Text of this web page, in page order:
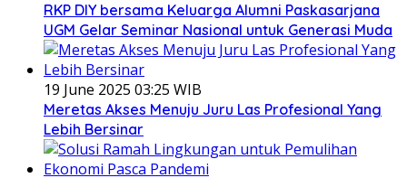
RKP DIY bersama Keluarga Alumni Paskasarjana
UGM Gelar Seminar Nasional untuk Generasi Muda
19 June 2025 03:25 WIB
Meretas Akses Menuju Juru Las Profesional Yang
Lebih Bersinar